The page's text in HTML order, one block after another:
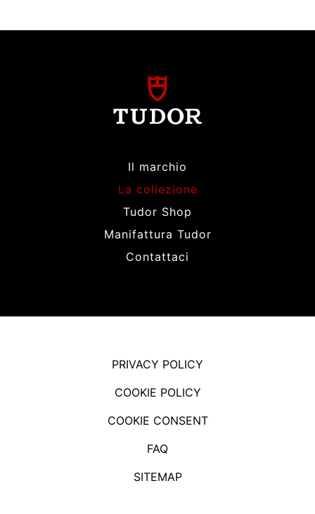
Il marchio
La collezione
Tudor Shop
Manifattura Tudor
Contattaci
PRIVACY POLICY
COOKIE POLICY
COOKIE CONSENT
FAQ
SITEMAP